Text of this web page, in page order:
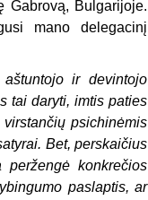
Gabrovą, Bulgarijoje.
mano delegacinį
ir devintojo
tai daryti, imtis paties
psichinėmis
Bet, perskaičius
konkrečios
paslaptis, ar